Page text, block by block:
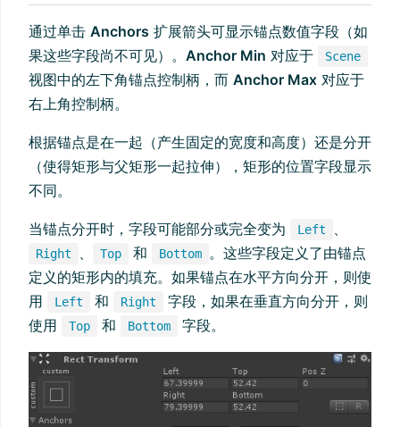
通过单击 Anchors 扩展箭头可显示锚点数值字段（如
果这些字段尚不可见）。 Anchor Min 对应于 Scene
视图中的左下角锚点控制柄，而 Anchor Max 对应于
右上角控制柄。
根据锚点是在一起（产生固定的宽度和高度）还是分开
（使得矩形与父矩形一起拉伸），矩形的位置字段显示
不同。
当锚点分开时，字段可能部分或完全变为 Left
Right Top 和 Bottom
。这些字段定义了由锚点
定义的矩形内的填充。如果锚点在水平方向分开，则使
用
Left 和 Right
字段，如果在垂直方向分开，则
使用
Top 和 Bottom 字段。